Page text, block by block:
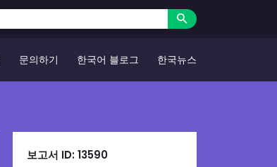
문의하기 한국어 블로그 한국뉴스
보고서 ID:13590